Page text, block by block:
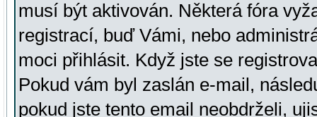
musí být aktivován. Některá fóra
registrací, buď Vámi, nebo
moci přihlásit. Když jste se
Pokud vám byl zaslán e-mail,
pokud jste tento email neobdrželi,